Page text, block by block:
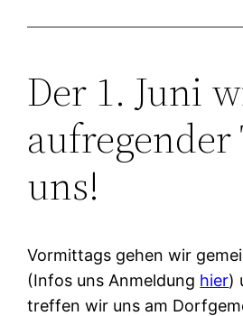
Der 1. Juni
uns!
Vormittags gehen wir
(Infos uns Anmeldung hier)
treffen wir uns am